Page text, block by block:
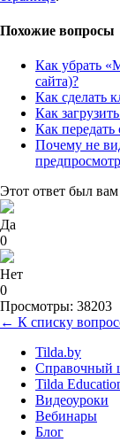
Похожие вопросы
Как убрать
сайта)?
Как сделать
Как
Как передать
Почему не
Этот ответ был вам
Да
0
Нет
0
Просмотры: 38203
← К списку
Tilda.by
Справочный
Tilda
Видеоуроки
Вебинары
Блог